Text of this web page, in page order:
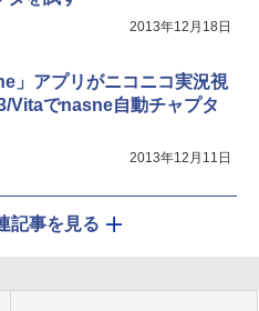
2013年12月18日
」アプリがニコニコ実況視
Vitaでnasne自動チャプタ
2013年12月11日
記事を見る